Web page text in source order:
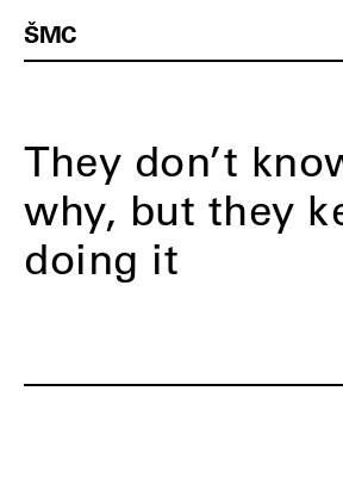
ŠMC
They don’t
why, but they
doing it